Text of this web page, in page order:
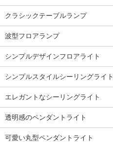
クラシックテーブルランプ
波型フロアランプ
シンプルデザインフロアライト
シンプルスタイルシーリングライト
エレガントなシーリングライト
透明感のペンダントライト
可愛い丸型ペンダントライト